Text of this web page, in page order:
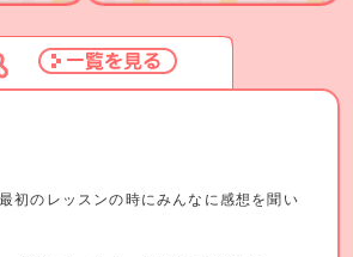
初のレッスンの時にみんなに感想を聞い